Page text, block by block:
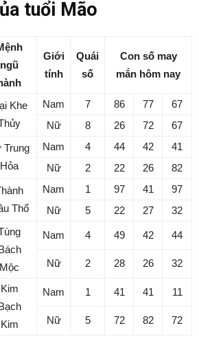
tuổi Mão
ngũ
Giới
tính
Quái
số
Con số may
mắn hôm nay
Khe
Nam 7 86 77
67
Nữ
8 26 72 67
Trung
Hỏa
Nam 4 44 42
41
Nữ
2 22 26 82
Thổ
Nam 1 97 41
97
Nữ
5 22 27 32
Mộc
Nam 4 49 42 44
Nữ 2 28 26 32
Kim
Kim
Nam 1 41 41 11
Nữ 5 72 82 72